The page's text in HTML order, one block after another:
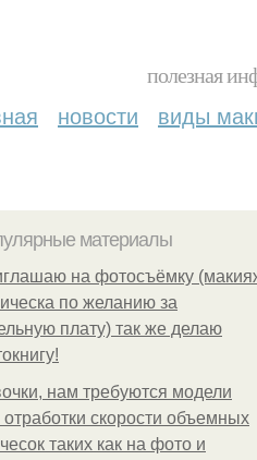
полезная
новости виды
материалы
на фотосъёмку
по желанию за
плату) так же делаю
нам требуются модели
отработки скорости объемных
таких как на фото и